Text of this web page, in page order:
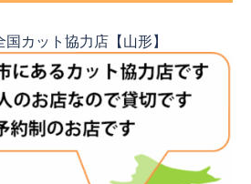
国カット協力店【山形】